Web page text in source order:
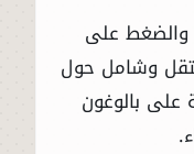
والضغط على
وشامل حول
على بالوغون